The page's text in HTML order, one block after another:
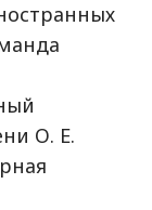
О. Е.